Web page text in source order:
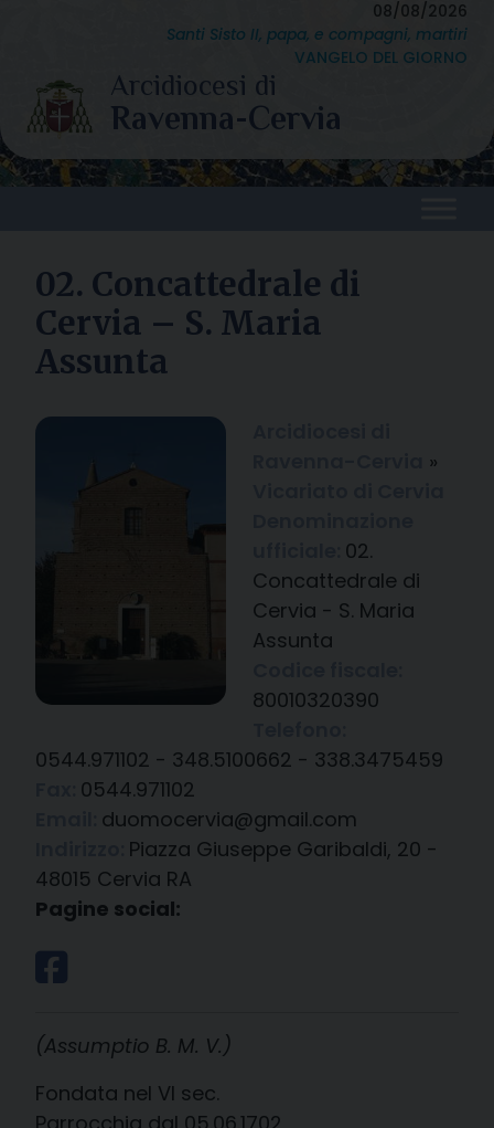
content
08/08/2026
Santi Sisto II, papa, e compagni, martiri
VANGELO DEL GIORNO
02. Concattedrale di
Cervia – S. Maria
Assunta
»
02.
Concattedrale di
Cervia - S. Maria
Assunta
80010320390
0544.971102 - 348.5100662 - 338.3475459
0544.971102
duomocervia@gmail.com
Piazza Giuseppe Garibaldi, 20 -
48015 Cervia RA
Pagine social:
(Assumptio B. M. V.)
Fondata nel VI sec.